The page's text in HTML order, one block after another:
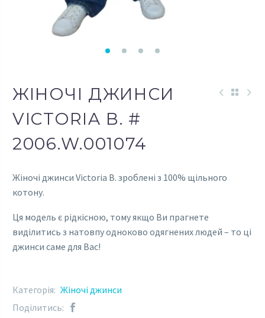
ЖІНОЧІ ДЖИНСИ
VICTORIA B. #
2006.W.001074
Жіночі джинси Victoria B. зроблені з 100% щільного
котону.
Ця модель є рідкісною, тому якщо Ви прагнете
виділитись з натовпу одноково одягнених людей – то ці
джинси саме для Вас!
Категорія: Жіночі джинси
Поділитись: